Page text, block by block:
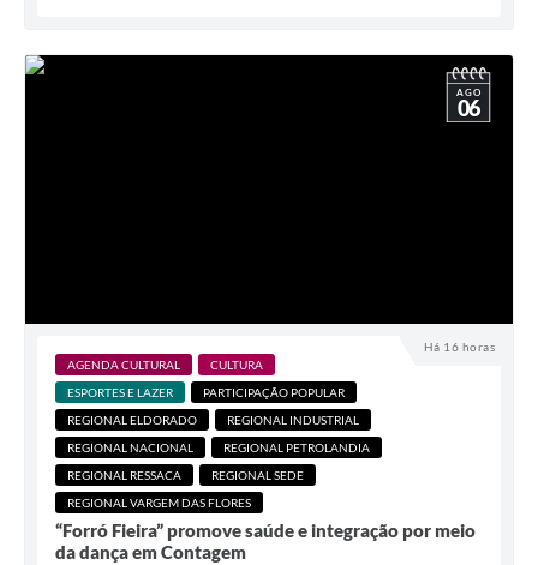
Há 16 horas
AGO
06
AGENDA CULTURAL
CULTURA
ESPORTES E LAZER
PARTICIPAÇÃO POPULAR
REGIONAL ELDORADO
REGIONAL INDUSTRIAL
REGIONAL NACIONAL
REGIONAL PETROLANDIA
REGIONAL RESSACA
REGIONAL SEDE
REGIONAL VARGEM DAS FLORES
“Forró Fieira” promove saúde e integração por meio
da dança em Contagem